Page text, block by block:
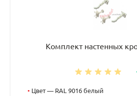
Комплект настенных
• Цвет — RAL 9016 белый